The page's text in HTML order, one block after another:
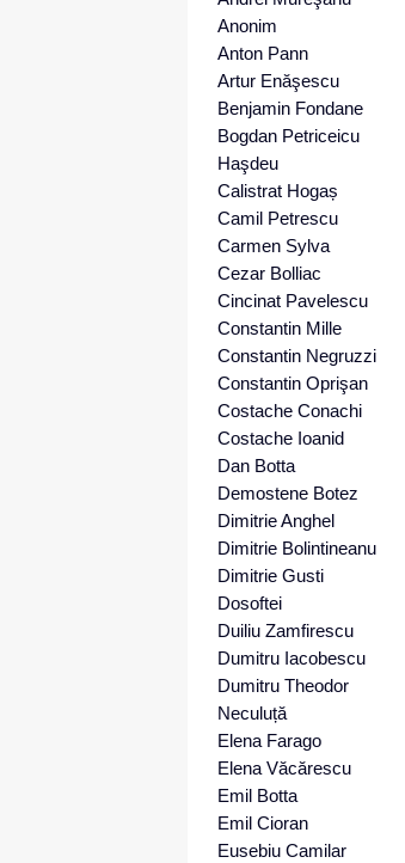
Anonim
Anton Pann
Artur Enăşescu
Benjamin Fondane
Bogdan Petriceicu
Haşdeu
Calistrat Hogaș
Camil Petrescu
Carmen Sylva
Cezar Bolliac
Cincinat Pavelescu
Constantin Mille
Constantin Negruzzi
Constantin Oprişan
Costache Conachi
Costache Ioanid
Dan Botta
Demostene Botez
Dimitrie Anghel
Dimitrie Bolintineanu
Dimitrie Gusti
Dosoftei
Duiliu Zamfirescu
Dumitru Iacobescu
Dumitru Theodor
Neculuță
Elena Farago
Elena Văcărescu
Emil Botta
Emil Cioran
Eusebiu Camilar